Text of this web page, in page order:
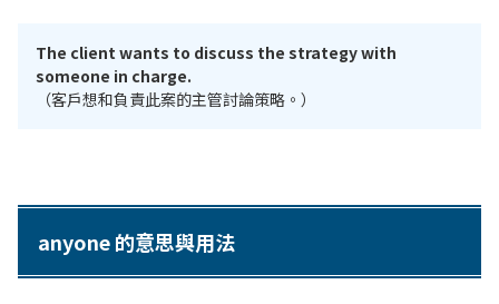
The client wants to discuss the strategy with
someone in charge.
（客戶想和負責此案的主管討論策略。）
anyone 的意思與用法